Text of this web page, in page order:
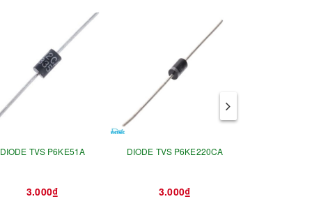
DIODE TVS P6KE51A
3.000₫
DIODE TVS P6KE220CA
3.000₫